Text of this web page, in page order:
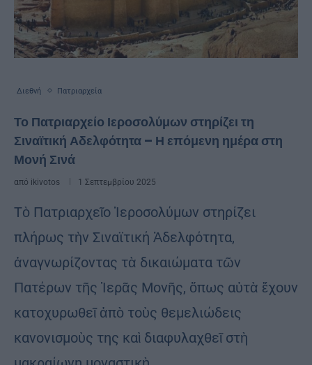
Διεθνή Πατριαρχεία
Το Πατριαρχείο Ιεροσολύμων στηρίζει τη
Σιναϊτική Αδελφότητα – Η επόμενη ημέρα στη
Μονή Σινά
από ikivotos 1 Σεπτεμβρίου 2025
Τὸ Πατριαρχεῖο Ἱεροσολύμων στηρίζει
πλήρως τὴν Σιναϊτική Ἀδελφότητα,
ἀναγνωρίζοντας τὰ δικαιώματα τῶν
Πατέρων τῆς Ἱερᾶς Μονῆς, ὅπως αὐτὰ ἔχουν
κατοχυρωθεῖ ἀπὸ τοὺς θεμελιώδεις
κανονισμοὺς της καὶ διαφυλαχθεῖ στὴ